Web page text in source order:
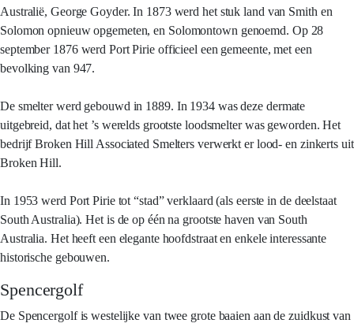
Australië, George Goyder. In 1873 werd het stuk land van Smith en
Solomon opnieuw opgemeten, en Solomontown genoemd. Op 28
september 1876 werd Port Pirie officieel een gemeente, met een
bevolking van 947.
De smelter werd gebouwd in 1889. In 1934 was deze dermate
uitgebreid, dat het ’s werelds grootste loodsmelter was geworden. Het
bedrijf Broken Hill Associated Smelters verwerkt er lood- en zinkerts uit
Broken Hill.
In 1953 werd Port Pirie tot “stad” verklaard (als eerste in de deelstaat
South Australia). Het is de op één na grootste haven van South
Australia. Het heeft een elegante hoofdstraat en enkele interessante
historische gebouwen.
Spencergolf
De Spencergolf is westelijke van twee grote baaien aan de zuidkust van